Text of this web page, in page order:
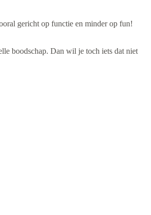
gericht op functie en minder op fun!
boodschap. Dan wil je toch iets dat niet